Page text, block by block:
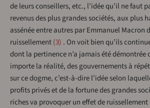
de leurs conseillers, etc., l’idée qu’il ne faut
revenus des plus grandes sociétés, aux plus
assénée entre autres par Emmanuel Macron
ruissellement 3 . On voit bien qu’ils
dont la pertinence n’a jamais été démontrée
importe la réalité, des gouvernements à
sur ce dogme, c’est-à-dire l’idée selon
profits privés et de la fortune des grandes
riches va provoquer un effet de ruissellement